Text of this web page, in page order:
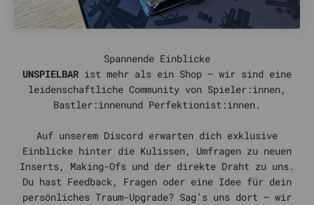
UNSPIELBAR ist mehr als ein Shop – wir sind eine
leidenschaftliche Community von Spieler:innen,
Bastler:innenund Perfektionist:innen.
Auf unserem Discord erwarten dich exklusive
Einblicke hinter die Kulissen, Umfragen zu neuen
Inserts, Making-Ofs und der direkte Draht zu uns.
Du hast Feedback, Fragen oder eine Idee für dein
persönliches Traum-Upgrade? Sag’s uns dort – wir